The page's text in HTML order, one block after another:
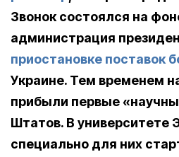
Звонок состоялся на
администрация
приостановке поставок
Украине. Тем временем
прибыли первые
Штатов. В университете
специально для них